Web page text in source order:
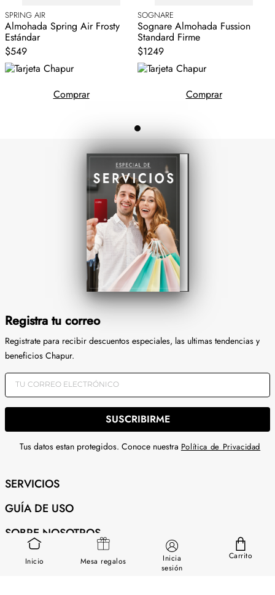
Inicio Mesa regalos
Inicia
sesión
Carrito
SPRING AIR
Almohada Spring Air Frosty
Estándar
$549
Comprar
SOGNARE
Sognare Almohada Fussion
Standard Firme
$1249
Comprar
Registra tu correo
Registrate para recibir descuentos especiales, las ultimas tendencias y
beneficios Chapur.
SUSCRIBIRME
Tus datos estan protegidos. Conoce nuestra Política de Privacidad
SERVICIOS
GUÍA DE USO
SOBRE NOSOTROS
CONTÁCTANOS